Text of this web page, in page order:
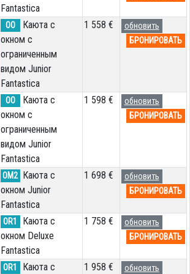
Fantastica
OO
Каюта с
окном с
ограниченным
видом Junior
Fantastica
1 558 €
обновить
БРОНИРОВАТЬ
OO
Каюта с
окном с
ограниченным
видом Junior
Fantastica
1 598 €
обновить
БРОНИРОВАТЬ
OM2
Каюта с
окном Junior
Fantastica
1 698 €
обновить
БРОНИРОВАТЬ
OR1
Каюта с
окном Deluxe
Fantastica
1 758 €
обновить
БРОНИРОВАТЬ
OR1
Каюта с
1 958 €
обновить